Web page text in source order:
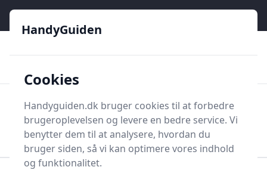
HandyGuiden
Søg nu
Søg nu
HandyGuiden
Cookies
Handyguiden.dk bruger cookies til at forbedre
brugeroplevelsen og levere en bedre service. Vi
benytter dem til at analysere, hvordan du
bruger siden, så vi kan optimere vores indhold
og funktionalitet.